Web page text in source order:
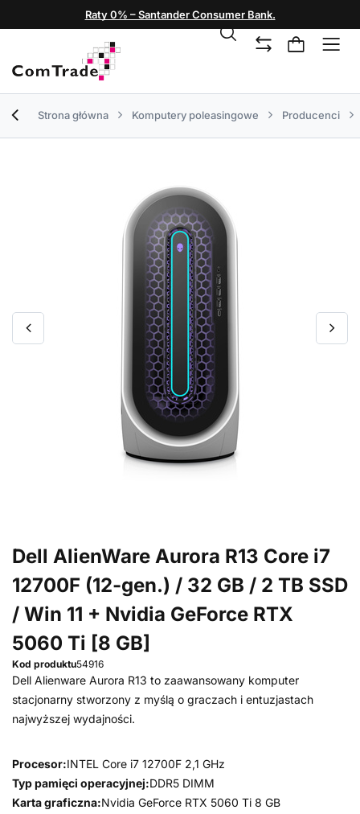
Raty 0% – Santander Consumer Bank.
Strona główna Komputery poleasingowe Producenci
Dell AlienWare Aurora R13 Core i7
12700F (12-gen.) / 32 GB / 2 TB SSD
/ Win 11 + Nvidia GeForce RTX
5060 Ti [8 GB]
Kod produktu54916
Dell Alienware Aurora R13 to zaawansowany komputer
stacjonarny stworzony z myślą o graczach i entuzjastach
najwyższej wydajności.
Procesor:INTEL Core i7 12700F 2,1 GHz
Typ pamięci operacyjnej:DDR5 DIMM
Karta graficzna:Nvidia GeForce RTX 5060 Ti 8 GB